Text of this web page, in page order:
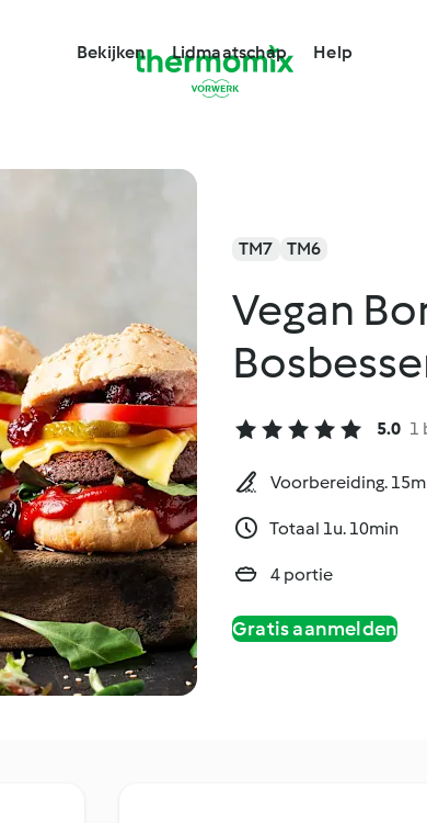
Bekijken Lidmaatschap Help
TM7 TM6
Vegan
5.0 1
Voorbereiding.
Totaal 1u. 10min
4 portie
Gratis aanmelden